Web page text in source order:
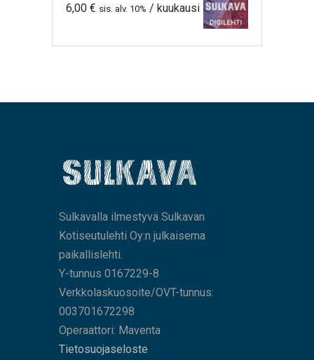
6,00 € sis. alv. 10% / kuukausi
Sulkavalla ilmestyvä Sulkavan
Kotiseutulehti Oy:n julkaisema
paikallislehti.
Y-tunnus 0167229-8
Verkkolaskuosoite/OVT-tunnus:
003701672298
Operaattori: Maventa
Tietosuojaseloste